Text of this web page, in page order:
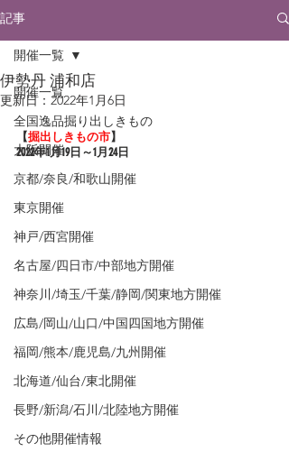
記事
開催一覧
全国逸品掘り出しきもの
大阪開催
京都/奈良/和歌山開催
東京開催
神戸/西宮開催
名古屋/四日市/中部地方開催
神奈川/埼玉/千葉/静岡/関東地方開催
広島/岡山/山口/中国四国地方開催
福岡/熊本/鹿児島/九州開催
北海道/仙台/東北開催
長野/新潟/石川/北陸地方開催
その他開催情報
開催一覧
伊勢丹 浦和店
更新日： 2022年1月6日
【掘出しきもの市】
2022年1月19日～1月24日